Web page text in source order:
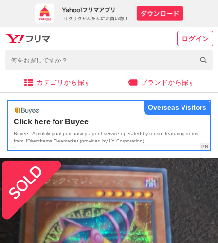
ログイン
カテゴリから探す ブランドから探す
Click here for Buyee
Buyee - A multilingual purchasing agent service operated by tenso, featuring items
from JDirectItems Fleamarket (provided by LY Corporation)
Overseas Visitors